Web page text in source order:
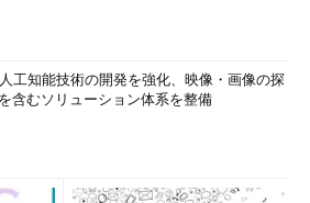
工知能技術の開発を強化、映像・画像の探
含むソリューション体系を整備